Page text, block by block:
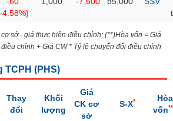
4.58%)
sở - giá thực hiện điều chỉnh; (**)Hòa vốn = Giá
chỉnh + Giá CW * Tỷ lệ chuyển đổi điều chỉnh
TCPH (PHS)
Thay
đổi
Khối
lượng
Giá
CK cơ
sở
S-X*
Hòa
vốn**